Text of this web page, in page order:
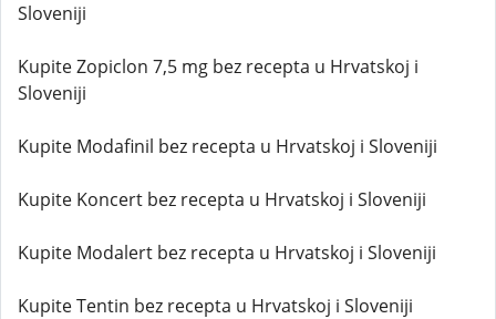
Sloveniji
Kupite Zopiclon 7,5 mg bez recepta u Hrvatskoj i
Sloveniji
Kupite Modafinil bez recepta u Hrvatskoj i Sloveniji
Kupite Koncert bez recepta u Hrvatskoj i Sloveniji
Kupite Modalert bez recepta u Hrvatskoj i Sloveniji
Kupite Tentin bez recepta u Hrvatskoj i Sloveniji